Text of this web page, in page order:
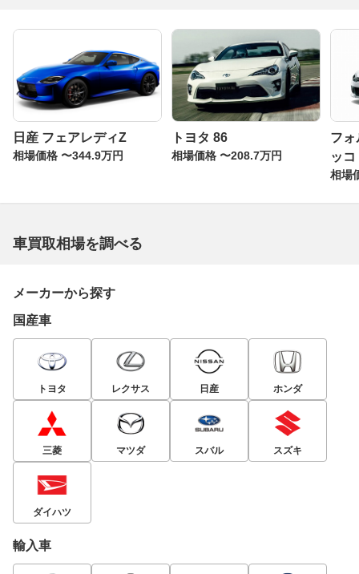
日産 フェアレディZ
相場価格 〜344.9万円
トヨタ 86
相場価格 〜208.7万円
フォ
ッコ
相場
車買取相場を調べる
メーカーから探す
国産車
トヨタ レクサス 日産 ホンダ
三菱 マツダ スバル スズキ
ダイハツ
輸入車